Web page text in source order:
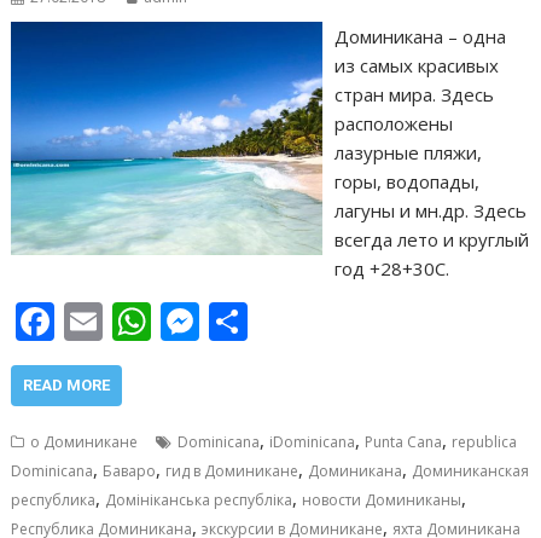
Доминикана – одна
из самых красивых
стран мира. Здесь
расположены
лазурные пляжи,
горы, водопады,
лагуны и мн.др. Здесь
всегда лето и круглый
год +28+30С.
F
ac
e
b
o
o
E
m
ai
l
W
h
s
A
p
M
e
e
n
g
р
а
в
READ MORE
о Доминикане Dominicana, iDominicana, Punta Cana, republica
Dominicana, Баваро, гид в Доминикане, Доминикана, Доминиканская
республика, Домініканська республіка, новости Доминиканы,
Республика Доминикана,экскурсии в Доминикане, яхта Доминикана